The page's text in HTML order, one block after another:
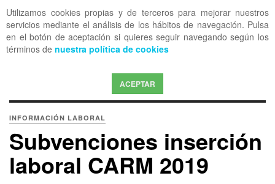
Utilizamos cookies propias y de terceros para mejorar nuestros
servicios mediante el análisis de los hábitos de navegación. Pulsa
en el botón de aceptación si quieres seguir navegando según los
términos de nuestra política de cookies
ACEPTAR
OFF CANVAS
INFORMACIÓN LABORAL
Subvenciones inserción
laboral CARM 2019